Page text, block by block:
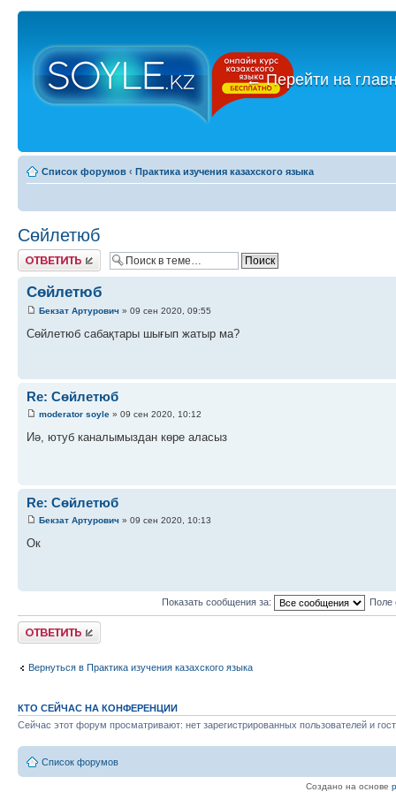
←Перейти на
Список форумов ‹ Практика изучения казахского языка
Сөйлетюб
Ответить
Сөйлетюб
Бекзат Артурович » 09 сен 2020, 09:55
Сөйлетюб сабақтары шығып жатыр ма?
Re: Сөйлетюб
moderator soyle » 09 сен 2020, 10:12
Иә, ютуб каналымыздан көре аласыз
Re: Сөйлетюб
Бекзат Артурович » 09 сен 2020, 10:13
Ок
Показать сообщения за: Поле
Ответить
Вернуться в Практика изучения казахского языка
КТО СЕЙЧАС НА КОНФЕРЕНЦИИ
Сейчас этот форум просматривают: нет зарегистрированных пользователей и
Список форумов
Создано на основе